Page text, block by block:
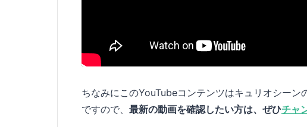
ちなみにこのYouTubeコンテンツはキュリオシー
ですので、 最新の動画を確認したい方は、ぜひチャ